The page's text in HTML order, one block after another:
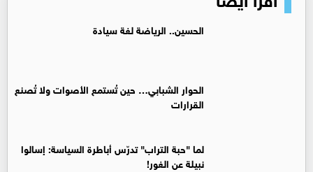
الحسين.. الرياضة لغة سيادة
الحوار الشبابي… حين تُستمع الأصوات ولا تُصنع
القرارات
لما "حبة التراب" تدرّس أباطرة السياسة: إسالوا
نبيلة عن الغور!